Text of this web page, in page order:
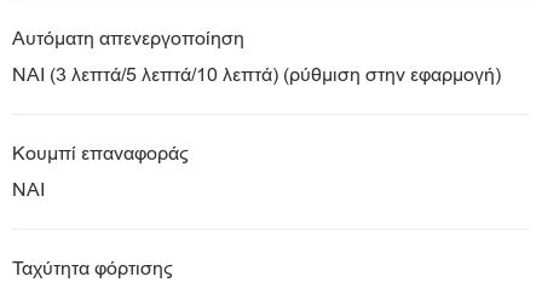
Αυτόματη απενεργοποίηση
ΝΑΙ (3 λεπτά/5 λεπτά/10 λεπτά) (ρύθμιση στην εφαρμογή)
Κουμπί επαναφοράς
ΝΑΙ
Ταχύτητα φόρτισης